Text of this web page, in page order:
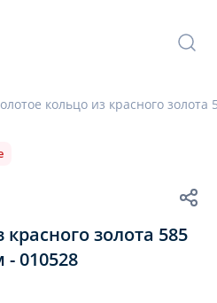
кольцо из красного
золота 585
010528